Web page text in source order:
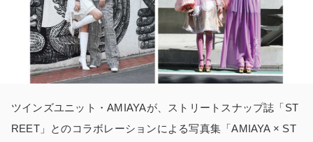
ツインズユニット・AMIAYAが、ストリートスナップ誌「ST
REET」とのコラボレーションによる写真集「AMIAYA × ST